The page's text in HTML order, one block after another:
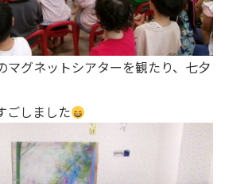
マグネットシアターを観たり、七夕
ごしました